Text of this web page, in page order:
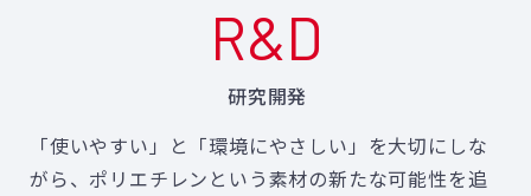
R&D
研究開発
「使いやすい」と「環境にやさしい」を大切にしな
がら、ポリエチレンという素材の新たな可能性を追